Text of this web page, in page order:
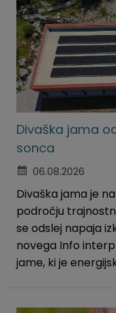
Divaška jama
sonca
06.08.2026
Divaška jama je
področju
se odslej napaja
novega Info
jame, ki je
Krajevne skupnosti
Naselja v občini
Organigram
Varstvo osebnih
Temeljni akti
Strateški
Katalog informacij
Predpisi in odloki
GLASNIK Občine
Proračun občine
Lokalne volitve